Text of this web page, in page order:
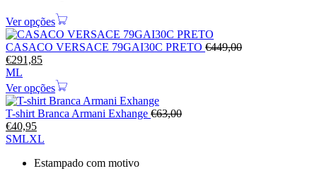
Ver opções
CASACO VERSACE 79GAI30C PRETO €449,00
€291,85
ML
Ver opções
T-shirt Branca Armani Exhange €63,00
€40,95
SMLXL
Estampado com motivo